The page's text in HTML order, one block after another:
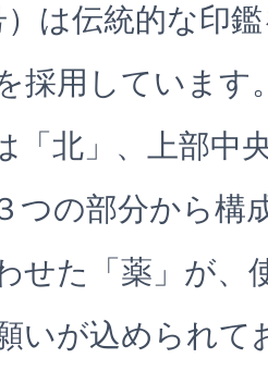
）は伝統的な印
採用しています
「北」、上部中
つの部分から構
せた「薬」が
いが込められて